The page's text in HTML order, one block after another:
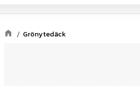
Grönytedäck